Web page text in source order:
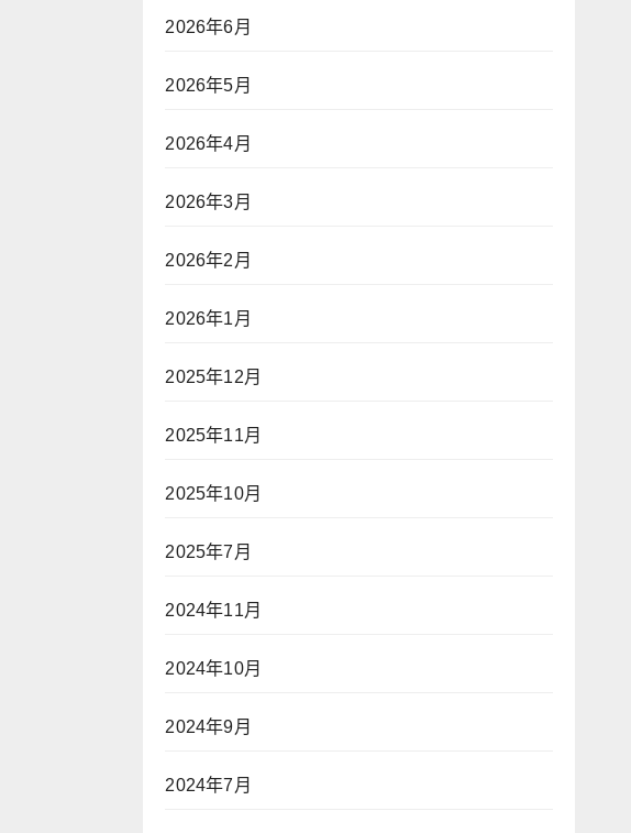
2026年6月
2026年5月
2026年4月
2026年3月
2026年2月
2026年1月
2025年12月
2025年11月
2025年10月
2025年7月
2024年11月
2024年10月
2024年9月
2024年7月